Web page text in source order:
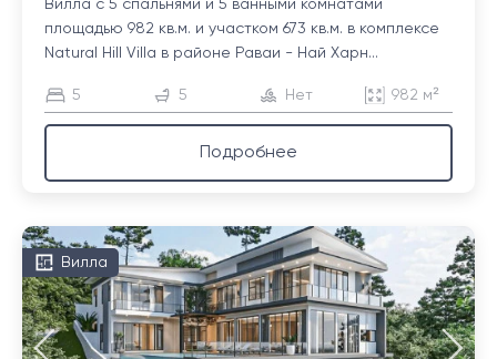
Вилла с 5 спальнями и 5 ванными комнатами
площадью 982 кв.м. и участком 673 кв.м. в комплексе
Natural Hill Villa в районе Раваи - Най Харн...
5 5 Нет 982 м²
Подробнее
Вилла